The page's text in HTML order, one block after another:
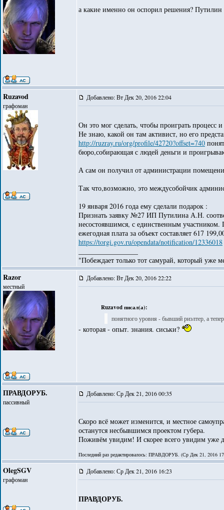
а какие именно он оспорил решения? Путилин
Ruzavod
графоман
Добавлено: Вт Дек 20, 2016 22:04
Он это мог сделать, чтобы проиграть процесс
Не знаю, какой он там активист, но его
http://ruzray.ru/org/profile/42720?offset=740
бюро,собирающая с людей деньги и
А сам он получил от администрации
Так что,возможно, это междусобойчик
19 января 2016 года ему сделали подарок :
Признать заявку №27 ИП Путилина А.Н.
несостоявшимся, с единственным
ежегодная плата за объект составляет 617
https://torgi.gov.ru/opendata/notification/12336018
"Побеждает только тот самурай, который уже
Razor
местный
Добавлено: Вт Дек 20, 2016 22:22
Ruzavod писал(а):
понятного уровня - бывший риэлтер, а
- которая - опыт. знания. сиськи?
ПРАВДОРУБ.
пассивный
Добавлено: Ср Дек 21, 2016 00:35
Скоро всё может изменится, и местное
останутся несбывшимся проектом губера.
Поживём увидим! И скорее всего увидим уже
Последний раз редактировалось: ПРАВДОРУБ. (Ср Дек 21, 2016
OlegSGV
графоман
Добавлено: Ср Дек 21, 2016 16:23
ПРАВДОРУБ.